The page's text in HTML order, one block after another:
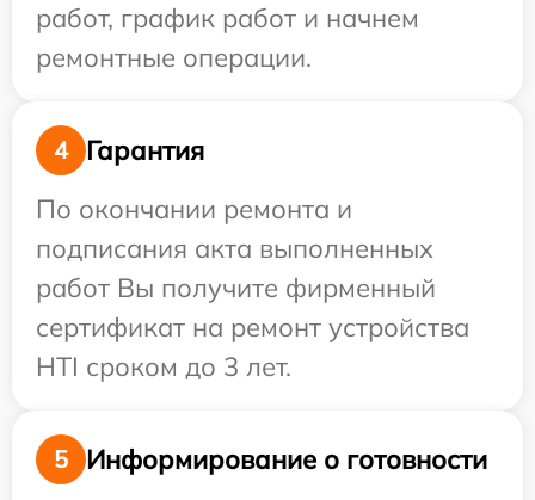
работ, график работ и начнем
ремонтные операции.
4
Гарантия
По окончании ремонта и
подписания акта выполненных
работ Вы получите фирменный
сертификат на ремонт устройства
HTI сроком до 3 лет.
5
Информирование о готовности